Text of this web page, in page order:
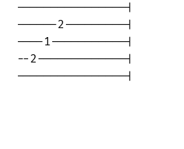
----------------|
------2---------|
----1-----------|
--2-------------|
----------------|